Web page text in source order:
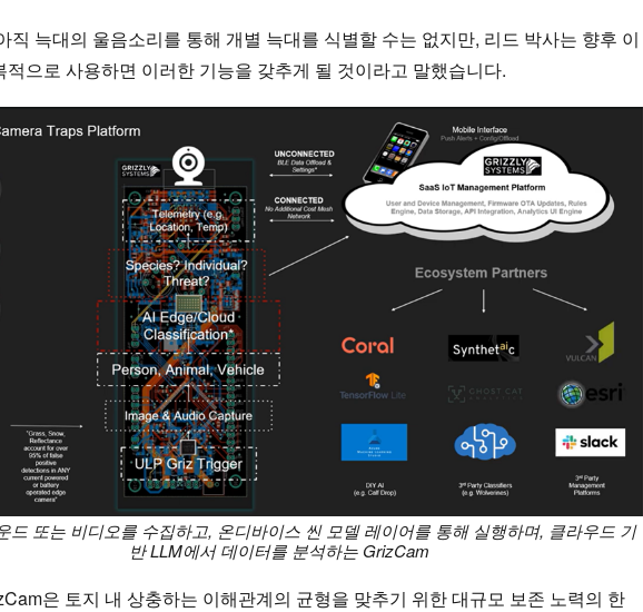
직 늑대의 울음소리를 통해 개별 늑대를 식별할 수는 없지만, 리드 박사는 향후 이
적으로 사용하면 이러한 기능을 갖추게 될 것이라고 말했습니다.
드 또는 비디오를 수집하고, 온디바이스 씬 모델 레이어를 통해 실행하며, 클라우드 기
반 LLM에서 데이터를 분석하는 GrizCam
은 토지 내 상충하는 이해관계의 균형을 맞추기 위한 대규모 보존 노력의 한